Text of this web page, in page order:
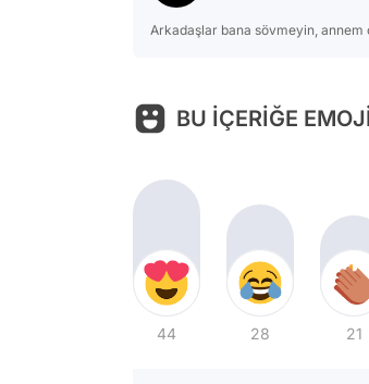
Arkadaşlar bana sövmeyin, annem
BU İÇERİĞE
44 28 21